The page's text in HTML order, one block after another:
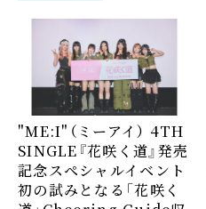
"ME:I"（ミーアイ） 4TH
SINGLE『花咲く道』発売
記念スペシャルイベント
初の試みとなる「花咲く